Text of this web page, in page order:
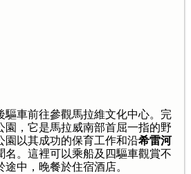
驅車前往參觀馬拉維文化中心。完
園，它是馬拉威南部首屈一指的野
園以其成功的保育工作和沿希雷河
名。這裡可以乘船及四驅車觀賞不
中，晚餐於住宿酒店。